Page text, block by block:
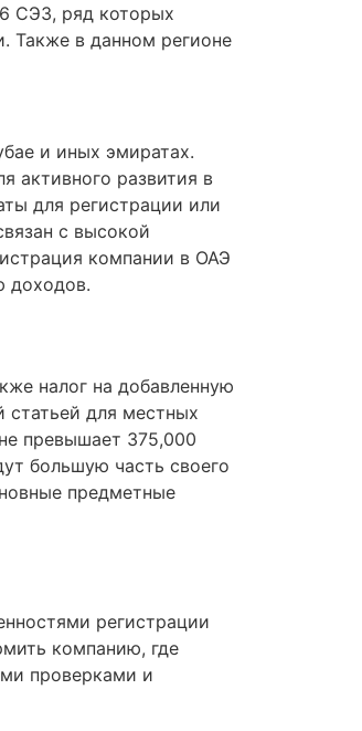
СЭЗ, ряд которых
Также в данном регионе
и иных эмиратах.
активного развития в
для регистрации или
с высокой
компании в ОАЭ
доходов.
налог на добавленную
статьей для местных
превышает 375,000
большую часть своего
предметные
регистрации
компанию, где
проверками и